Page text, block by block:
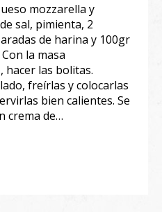
mozzarella y
sal, pimienta, 2
de harina y 100gr
la masa
hacer las bolitas.
freírlas y colocarlas
bien calientes. Se
crema de…